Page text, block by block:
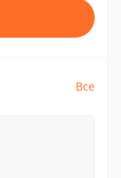
Все